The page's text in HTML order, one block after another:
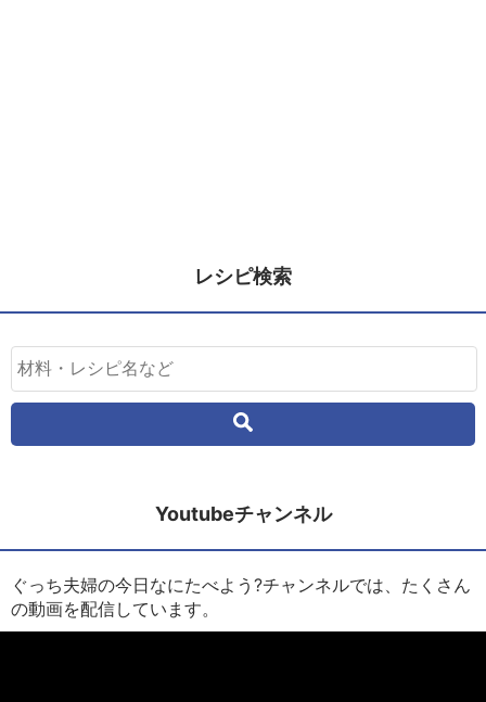
レシピ検索
Youtubeチャンネル
ぐっち夫婦の今日なにたべよう?チャンネルでは、たくさん
の動画を配信しています。